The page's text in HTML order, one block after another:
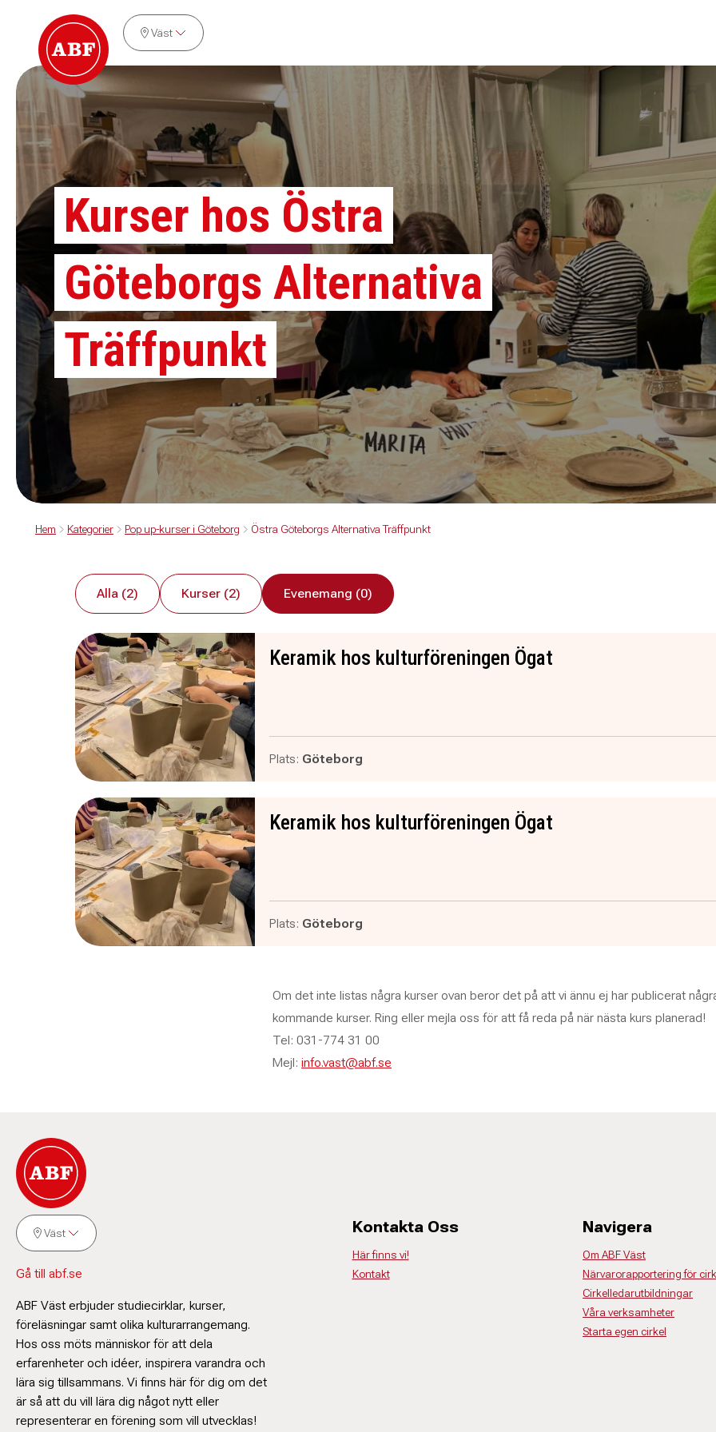
Väst
Kurser hos Östra
Göteborgs Alternativa
Träffpunkt
Hem Kategorier Pop up-kurser i Göteborg Östra Göteborgs Alternativa Träffpunkt
Alla (2) Kurser (2) Evenemang (0)
Plats: Göteborg
Keramik hos kulturföreningen Ögat
Plats: Göteborg
Keramik hos kulturföreningen Ögat
Om det inte listas några kurser ovan beror det på att vi ännu ej har publicerat
kommande kurser. Ring eller mejla oss för att få reda på när nästa kurs planerad!
Tel: 031-774 31 00
Mejl: info.vast@abf.se
Väst
Gå till abf.se
ABF Väst erbjuder studiecirklar, kurser,
föreläsningar samt olika kulturarrangemang.
Hos oss möts människor för att dela
erfarenheter och idéer, inspirera varandra och
lära sig tillsammans. Vi finns här för dig om det
är så att du vill lära dig något nytt eller
representerar en förening som vill utvecklas!
Kontakta Oss
Här finns vi!
Kontakt
Navigera
Om ABF Väst
Närvarorapportering för
Cirkelledarutbildningar
Våra verksamheter
Starta egen cirkel